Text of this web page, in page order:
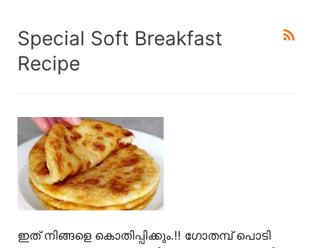
Special Soft Breakfast
Recipe
ഇത് നിങ്ങളെ കൊതിപ്പിക്കും.!! ഗോതമ്പ് പൊടി